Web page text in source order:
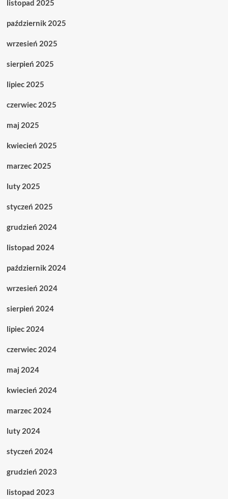
listopad 2025
październik 2025
wrzesień 2025
sierpień 2025
lipiec 2025
czerwiec 2025
maj 2025
kwiecień 2025
marzec 2025
luty 2025
styczeń 2025
grudzień 2024
listopad 2024
październik 2024
wrzesień 2024
sierpień 2024
lipiec 2024
czerwiec 2024
maj 2024
kwiecień 2024
marzec 2024
luty 2024
styczeń 2024
grudzień 2023
listopad 2023